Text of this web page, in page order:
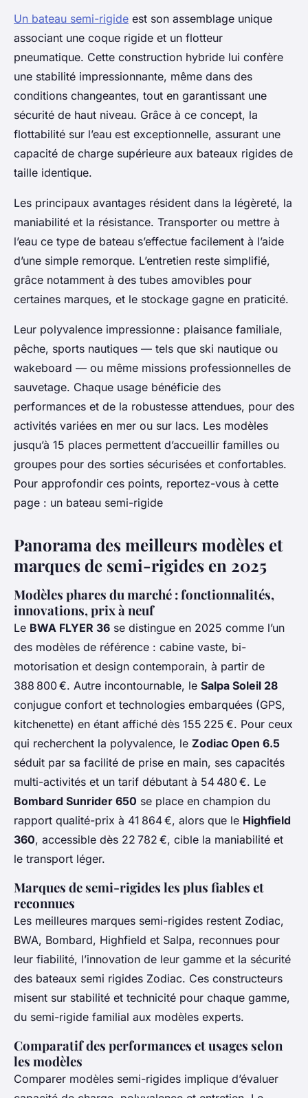
Un bateau semi-rigide est son assemblage unique
associant une coque rigide et un flotteur
pneumatique. Cette construction hybride lui confère
une stabilité impressionnante, même dans des
conditions changeantes, tout en garantissant une
sécurité de haut niveau. Grâce à ce concept, la
flottabilité sur l’eau est exceptionnelle, assurant une
capacité de charge supérieure aux bateaux rigides de
taille identique.
Les principaux avantages résident dans la légèreté, la
maniabilité et la résistance. Transporter ou mettre à
l’eau ce type de bateau s’effectue facilement à l’aide
d’une simple remorque. L’entretien reste simplifié,
grâce notamment à des tubes amovibles pour
certaines marques, et le stockage gagne en praticité.
Leur polyvalence impressionne : plaisance familiale,
pêche, sports nautiques — tels que ski nautique ou
wakeboard — ou même missions professionnelles de
sauvetage. Chaque usage bénéficie des
performances et de la robustesse attendues, pour des
activités variées en mer ou sur lacs. Les modèles
jusqu’à 15 places permettent d’accueillir familles ou
groupes pour des sorties sécurisées et confortables.
Pour approfondir ces points, reportez-vous à cette
page : un bateau semi-rigide
Panorama des meilleurs modèles et
marques de semi-rigides en 2025
Modèles phares du marché : fonctionnalités,
innovations, prix à neuf
Le BWA FLYER 36 se distingue en 2025 comme l’un
des modèles de référence : cabine vaste, bi-
motorisation et design contemporain, à partir de
388 800 €. Autre incontournable, le Salpa Soleil 28
conjugue confort et technologies embarquées (GPS,
kitchenette) en étant affiché dès 155 225 €. Pour ceux
qui recherchent la polyvalence, le Zodiac Open 6.5
séduit par sa facilité de prise en main, ses capacités
multi-activités et un tarif débutant à 54 480 €. Le
Bombard Sunrider 650 se place en champion du
rapport qualité-prix à 41 864 €, alors que le Highfield
360, accessible dès 22 782 €, cible la maniabilité et
le transport léger.
Marques de semi-rigides les plus fiables et
reconnues
Les meilleures marques semi-rigides restent Zodiac,
BWA, Bombard, Highfield et Salpa, reconnues pour
leur fiabilité, l’innovation de leur gamme et la sécurité
des bateaux semi rigides Zodiac. Ces constructeurs
misent sur stabilité et technicité pour chaque gamme,
du semi-rigide familial aux modèles experts.
Comparatif des performances et usages selon
les modèles
Comparer modèles semi-rigides implique d’évaluer